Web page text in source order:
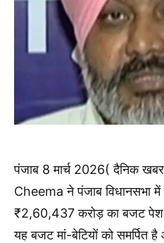
पंजाब 8 मार्च 2026( दैनिक
Cheema ने पंजाब विधानसभा
₹2,60,437 करोड़ का बजट पेश
यह बजट मां-बेटियों को समर्पित